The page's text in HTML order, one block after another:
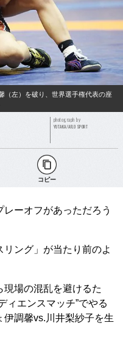
（左）を破り、世界選手権代表の座
photograph by
YUTAKA/AFLO SPORT
コピー
ーオフがあっただろう
ング」が当たり前のよ
場の混乱を避けるた
ィエンスマッチ”でやる
伊調馨vs.川井梨紗子を生